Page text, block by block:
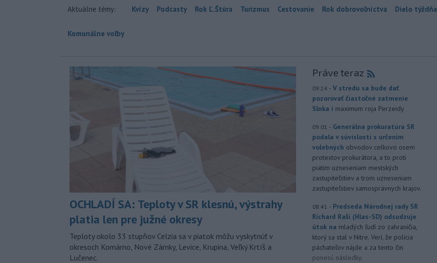
Aktuálne témy: Kvízy Podcasty Rok Ľ.Štúra Turizmus Cestovanie Rok dobrovoľníctva Dielo týždňa
Komunálne voľby
OCHLADÍ SA: Teploty v SR klesnú, výstrahy
platia len pre južné okresy
Teploty okolo 33 stupňov Celzia sa v piatok môžu vyskytnúť v
okresoch Komárno, Nové Zámky, Levice, Krupina, Veľký Krtíš a
Lučenec.
Práve teraz
09:24 - V stredu sa bude dať
pozorovať čiastočné zatmenie
Slnka i maximum roja Perzeidy
09:01 - Generálna prokuratúra SR
podala v súvislosti s určením
volebných obvodov celkovo osem
protestov prokurátora, a to proti
piatim uzneseniam mestských
zastupiteľstiev a trom uzneseniam
zastupiteľstiev samosprávnych krajov.
08:41 - Predseda Národnej rady SR
Richard Raši (Hlas-SD) odsudzuje
útok na mladých ľudí zo zahraničia,
ktorý sa stal v Nitre. Verí, že polícia
páchateľov nájde a za tento čin
ponesú následky.